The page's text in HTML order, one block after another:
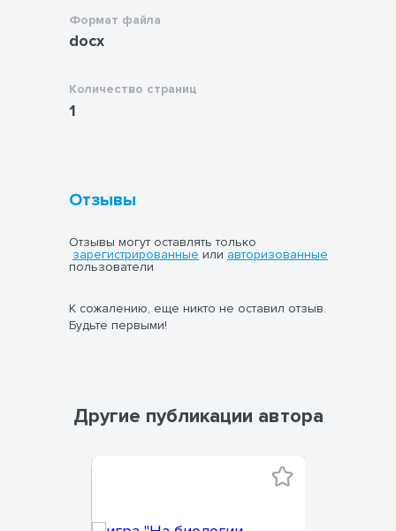
Формат файла
docx
Количество страниц
1
Отзывы
Отзывы могут оставлять только
зарегистрированные или авторизованные
пользователи
К сожалению, еще никто не оставил отзыв.
Будьте первыми!
Другие публикации автора